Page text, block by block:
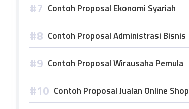
Contoh Proposal Ekonomi Syariah
Contoh Proposal Administrasi Bisnis
Contoh Proposal Wirausaha Pemula
Contoh Proposal Jualan Online Shop